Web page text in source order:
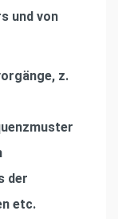
und von
z.
der
etc.